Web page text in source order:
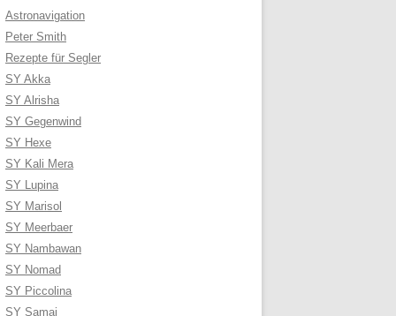
Astronavigation
Peter Smith
Rezepte für Segler
SY Akka
SY Alrisha
SY Gegenwind
SY Hexe
SY Kali Mera
SY Lupina
SY Marisol
SY Meerbaer
SY Nambawan
SY Nomad
SY Piccolina
SY Samai